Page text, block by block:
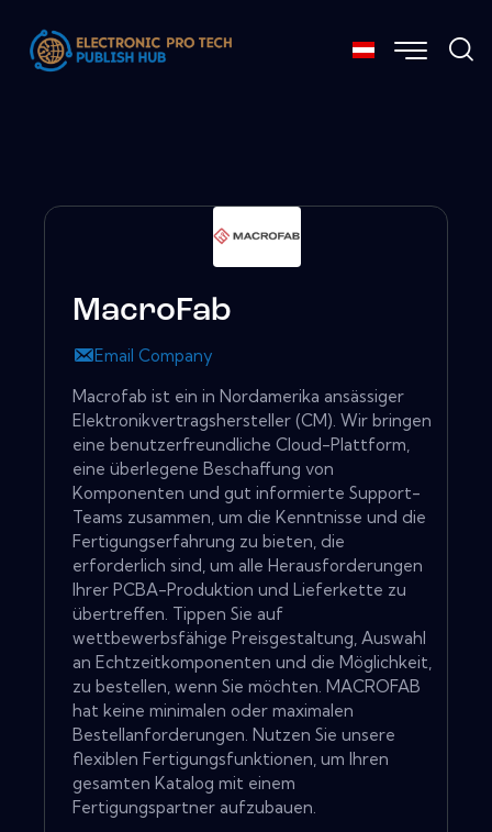
MacroFab
Email Company
Macrofab ist ein in Nordamerika ansässiger
Elektronikvertragshersteller (CM). Wir bringen
eine benutzerfreundliche Cloud-Plattform,
eine überlegene Beschaffung von
Komponenten und gut informierte Support-
Teams zusammen, um die Kenntnisse und die
Fertigungserfahrung zu bieten, die
erforderlich sind, um alle Herausforderungen
Ihrer PCBA-Produktion und Lieferkette zu
übertreffen. Tippen Sie auf
wettbewerbsfähige Preisgestaltung, Auswahl
an Echtzeitkomponenten und die Möglichkeit,
zu bestellen, wenn Sie möchten. MACROFAB
hat keine minimalen oder maximalen
Bestellanforderungen. Nutzen Sie unsere
flexiblen Fertigungsfunktionen, um Ihren
gesamten Katalog mit einem
Fertigungspartner aufzubauen.